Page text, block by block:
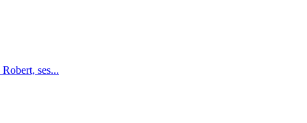
ses...